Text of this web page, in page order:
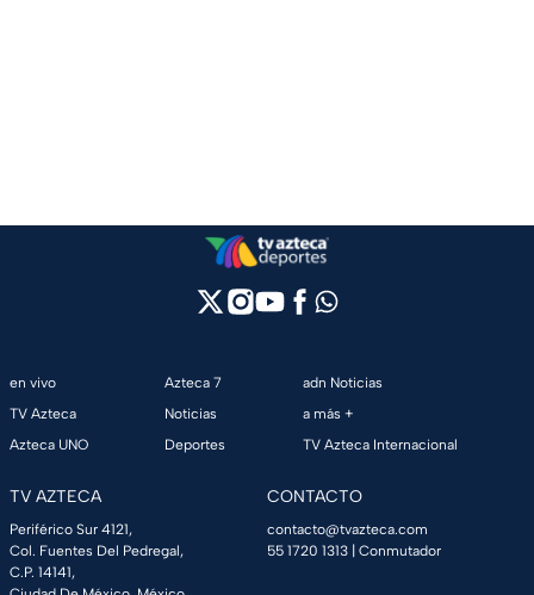
en vivo
TV Azteca
Azteca UNO
Azteca 7
Noticias
Deportes
adn Noticias
a más +
TV Azteca Internacional
TV AZTECA
Periférico Sur 4121,
Col. Fuentes Del Pedregal,
C.P. 14141,
CONTACTO
contacto@tvazteca.com
55 1720 1313 | Conmutador